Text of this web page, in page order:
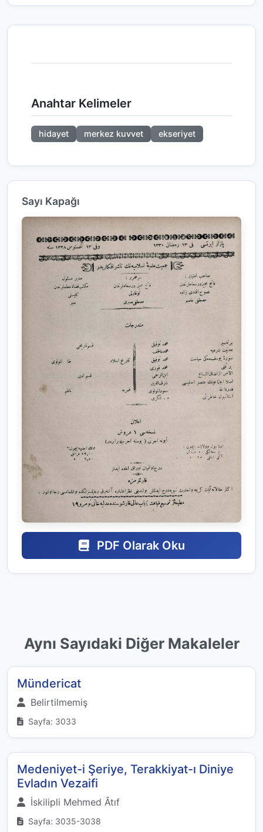
Anahtar Kelimeler
hidayet merkez kuvvet ekseriyet
Sayı Kapağı
PDF Olarak Oku
Aynı Sayıdaki Diğer Makaleler
Mündericat
Belirtilmemiş
Sayfa: 3033
Medeniyet-i Şeriye, Terakkiyat-ı Diniye
Evladın Vezaifi
İskilipli Mehmed Âtıf
Sayfa: 3035-3038